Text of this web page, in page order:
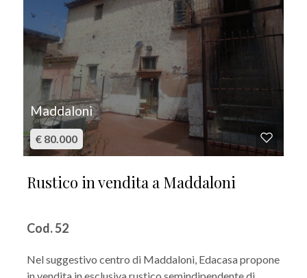
Maddaloni
€ 80.000
Rustico in vendita a Maddaloni
Cod. 52
Nel suggestivo centro di Maddaloni, Edacasa propone